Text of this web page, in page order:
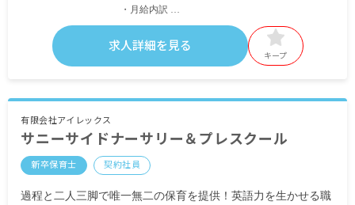
・月給内訳
基本給 200,000円～235,000円
固定残業代 39,000円～45,800円（月20時間の時間
外相当分で時間外労働の有無にかかわらず支給、
・定期的に支給される手当
※試用期間あり
求人詳細を見る
キープ
有限会社アイレックス
サニーサイドナーサリー＆プレスクール
新卒保育士 契約社員
過程と二人三脚で唯一無二の保育を提供！英語力を生かせる職